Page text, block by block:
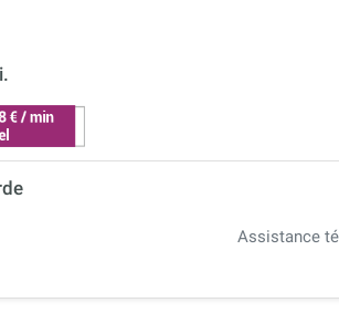
Assistance